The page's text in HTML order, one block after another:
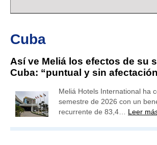
Cuba
Así ve Meliá los efectos de su
Cuba: “puntual y sin
Meliá Hotels International ha
semestre de 2026 con un
recurrente de 83,4… Leer